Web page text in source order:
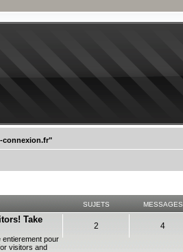
connexion.fr"
SUJETS MESSAGES
Take
pour
visitors and
2 4